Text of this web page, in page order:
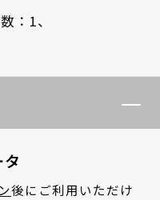
：1、
後にご利用いただけ